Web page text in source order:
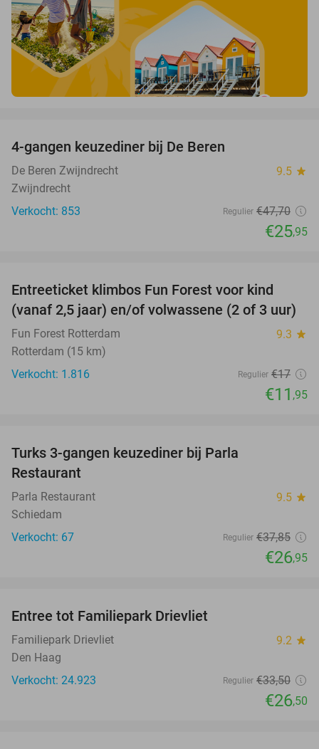
4-gangen keuzediner bij De Beren
De Beren Zwijndrecht 9.5 star
Zwijndrecht
Verkocht: 853
Regulier €47,70
€25,95
Entreeticket klimbos Fun Forest voor kind
(vanaf 2,5 jaar) en/of volwassene (2 of 3 uur)
Fun Forest Rotterdam 9.3 star
Rotterdam (15 km)
Verkocht: 1.816
Regulier €17
€11 ,95
Turks 3-gangen keuzediner bij Parla
Restaurant
Parla Restaurant 9.5 star
Schiedam
Verkocht: 67
Regulier €37,85
€26,95
Entree tot Familiepark Drievliet
Familiepark Drievliet 9.2 star
Den Haag
Verkocht: 24.923
Regulier €33,50
€26,50